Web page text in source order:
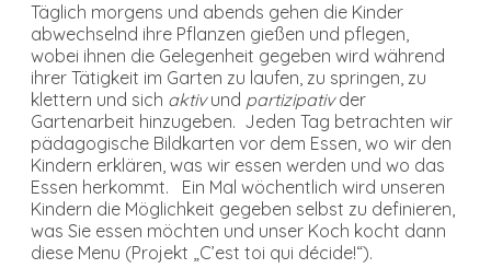
Täglich morgens und abends gehen die Kinder
abwechselnd ihre Pflanzen gießen und pflegen,
wobei ihnen die Gelegenheit gegeben wird während
ihrer Tätigkeit im Garten zu laufen, zu springen, zu
klettern und sich aktivund partizipativder
Gartenarbeit hinzugeben. Jeden Tag betrachten wir
pädagogische Bildkarten vor dem Essen, wo wir den
Kindern erklären, was wir essen werden und wo das
Essen herkommt. Ein Mal wöchentlich wird unseren
Kindern die Möglichkeit gegeben selbst zu definieren,
was Sie essen möchten und unser Koch kocht dann
diese Menu (Projekt „C’est toi qui décide!“).